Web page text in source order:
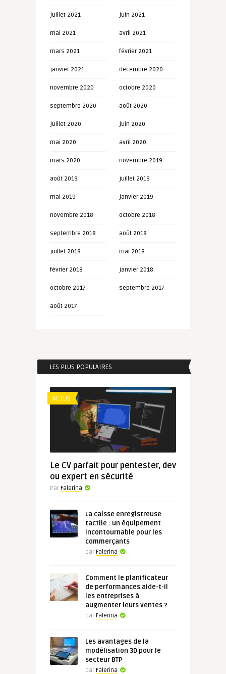
juillet 2021 juin 2021
mai 2021 avril 2021
mars 2021 février 2021
janvier 2021 décembre 2020
novembre 2020 octobre 2020
septembre 2020 août 2020
juillet 2020 juin 2020
mai 2020 avril 2020
mars 2020 novembre 2019
août 2019 juillet 2019
mai 2019 janvier 2019
novembre 2018 octobre 2018
septembre 2018 août 2018
juillet 2018 mai 2018
février 2018 janvier 2018
octobre 2017 septembre 2017
août 2017
LES PLUS POPULAIRES
ACTUS
Le CV parfait pour pentester, dev
ou expert en sécurité
Par Falerina
La caisse enregistreuse
tactile : un équipement
incontournable pour les
commerçants
par Falerina
Comment le planificateur
de performances aide-t-il
les entreprises à
augmenter leurs ventes ?
par Falerina
Les avantages de la
modélisation 3D pour le
secteur BTP
par Falerina